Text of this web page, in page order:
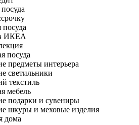
посуда
ИКЕА
посуда
предметы интерьера
светильники
текстиль
мебель
подарки и сувениры
шкуры и меховые изделия
дома